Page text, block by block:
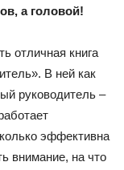
а головой!
отличная книга
В ней как
руководитель –
эффективна
внимание, на что